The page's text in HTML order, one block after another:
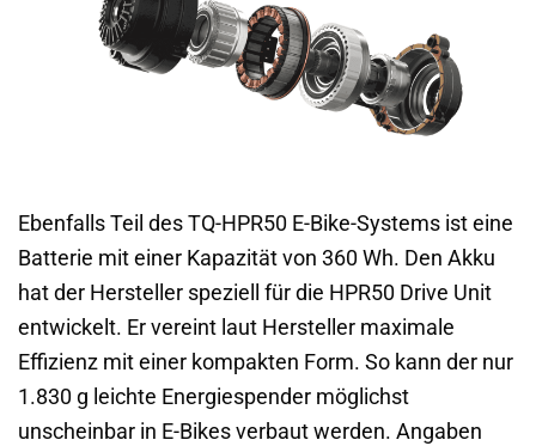
Ebenfalls Teil des TQ-HPR50 E-Bike-Systems ist eine
Batterie mit einer Kapazität von 360 Wh. Den Akku
hat der Hersteller speziell für die HPR50 Drive Unit
entwickelt. Er vereint laut Hersteller maximale
Effizienz mit einer kompakten Form. So kann der nur
1.830 g leichte Energiespender möglichst
unscheinbar in E-Bikes verbaut werden. Angaben